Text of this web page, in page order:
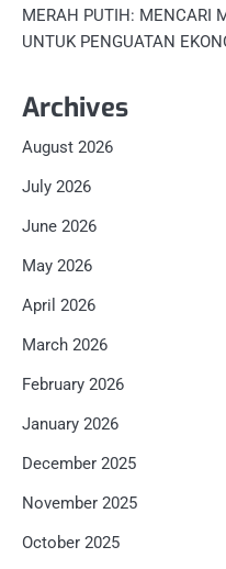
MERAH PUTIH: MENCARI
UNTUK PENGUATAN
Archives
August 2026
July 2026
June 2026
May 2026
April 2026
March 2026
February 2026
January 2026
December 2025
November 2025
October 2025